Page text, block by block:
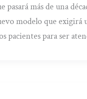
pasará más de una
modelo que exigirá
pacientes para ser